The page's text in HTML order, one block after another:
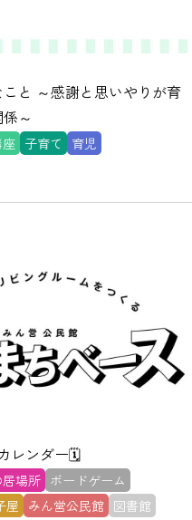
と ～感謝と思いやりが育
～
子育て 育児
レンダー🗓️
場所 ボードゲーム
屋 みん営公民館 図書館